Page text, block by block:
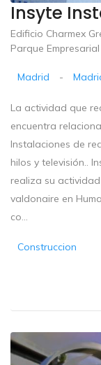
Insyte
Edificio Charmex
Parque
Madrid -
La actividad que
encuentra
Instalaciones de
hilos y televisión..
realiza su
valdonaire en
co...
Construccion